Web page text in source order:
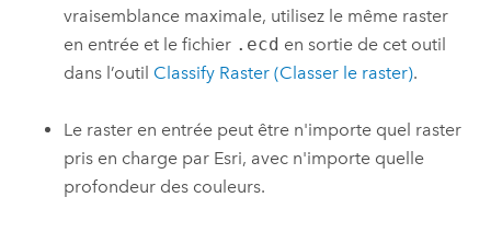
vraisemblance maximale, utilisez le même raster
en entrée et le fichier .ecd en sortie de cet outil
dans l’outil Classify Raster (Classer le raster).
Le raster en entrée peut être n'importe quel raster
pris en charge par Esri, avec n'importe quelle
profondeur des couleurs.